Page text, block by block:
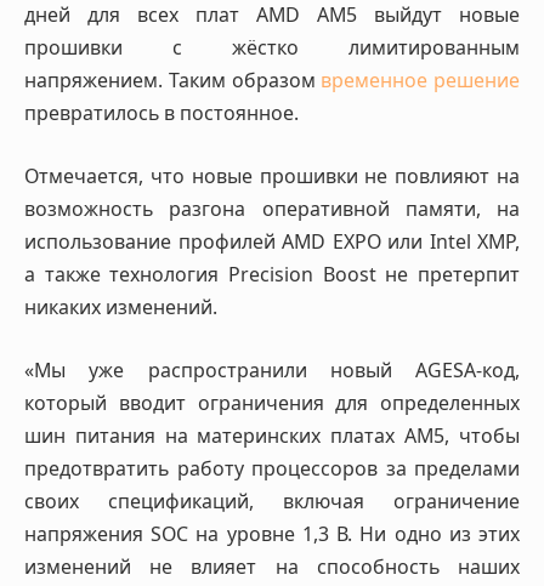
дней для всех плат AMD AM5 выйдут новые
прошивки с жёстко лимитированным
напряжением. Таким образом временное решение
превратилось в постоянное.
Отмечается, что новые прошивки не повлияют на
возможность разгона оперативной памяти, на
использование профилей AMD EXPO или Intel XMP,
а также технология Precision Boost не претерпит
никаких изменений.
«Мы уже распространили новый AGESA-код,
который вводит ограничения для определенных
шин питания на материнских платах AM5, чтобы
предотвратить работу процессоров за пределами
своих спецификаций, включая ограничение
напряжения SOC на уровне 1,3 В. Ни одно из этих
изменений не влияет на способность наших